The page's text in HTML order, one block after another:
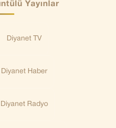
Yayınlar
Diyanet TV
Diyanet Haber
Diyanet Radyo